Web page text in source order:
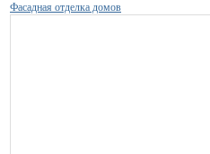
Фасадная отделка домов